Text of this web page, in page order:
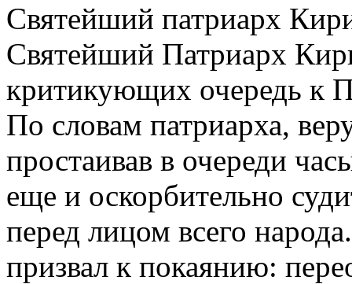
Святейший патриарх
Святейший Патриарх
критикующих очередь к
По словам патриарха,
простаивав в очереди
еще и оскорбительно
перед лицом всего
призвал к покаянию: